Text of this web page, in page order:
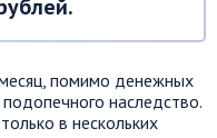
помимо денежных
наследство.
в нескольких